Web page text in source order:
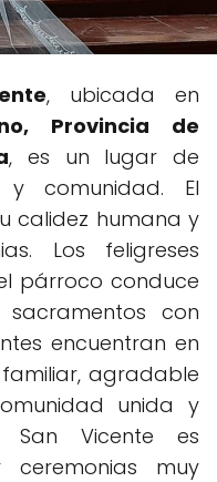
, ubicada en
Provincia de
, es un lugar de
y comunidad. El
calidez humana y
Los feligreses
párroco conduce
con
encuentran en
agradable
unida y
San Vicente es
muy